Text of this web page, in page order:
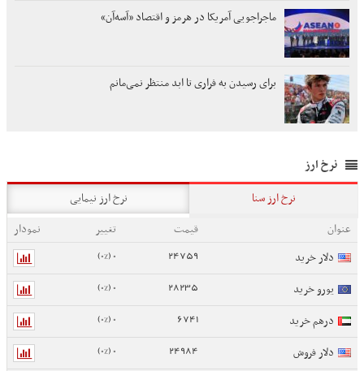
ماجراجویی آمریکا در هرمز و اقتصاد «آسه‌آن»
برای رسیدن به فراری تا ابد منتظر نمی‌مانم
نرخ ارز
نرخ ارز سنا
نرخ ارز نیمایی
عنوان
قیمت تغییر
نمودار
دلار خرید
24759
0 (0%)
یورو خرید 28235
0 (0%)
درهم خرید 6741
0 (0%)
دلار فروش 24984
0 (0%)